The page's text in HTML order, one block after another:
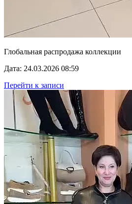
Глобальная распродажа коллекции
Дата: 24.03.2026 08:59
Перейти к записи